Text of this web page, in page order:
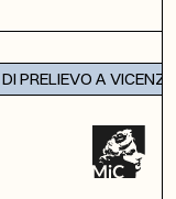
PRELIEVO A VICENZA